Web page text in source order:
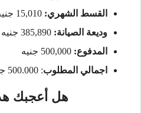
القسط الشهري: 15,010 جنيه
وديعة الصيانة:
المدفوع:
اجمالي المطلوب: 500.000 جنيه
هل أعجبك